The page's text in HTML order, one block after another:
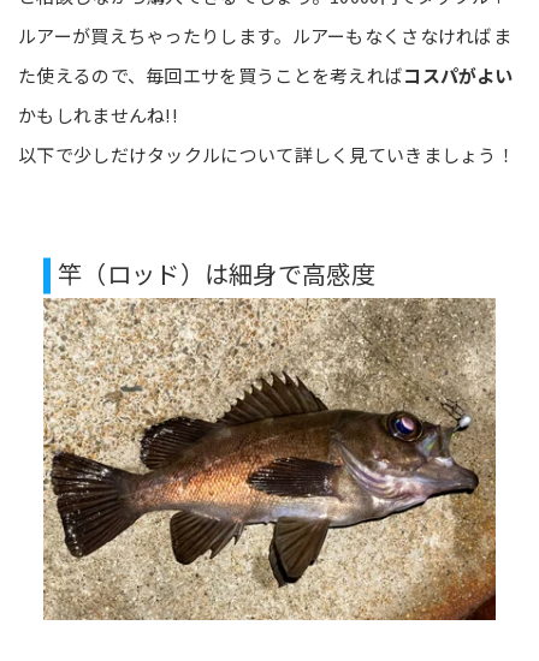
ルアーが買えちゃったりします。ルアーもなくさなければま
た使えるので、毎回エサを買うことを考えればコスパがよい
かもしれませんね!!
以下で少しだけタックルについて詳しく見ていきましょう！
竿（ロッド）は細身で高感度